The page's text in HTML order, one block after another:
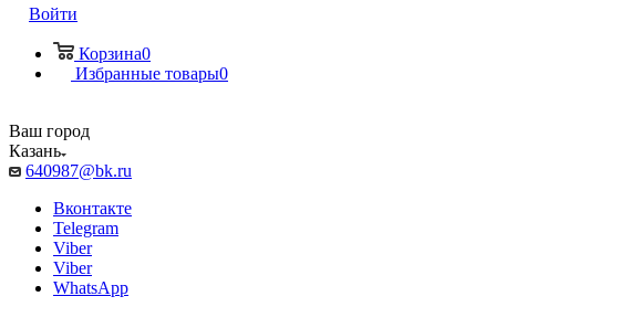
Войти
Корзина0
Избранные товары0
Ваш город
Казань
640987@bk.ru
Вконтакте
Telegram
Viber
Viber
WhatsApp